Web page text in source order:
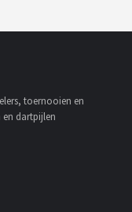
toernooien en
en dartpijlen